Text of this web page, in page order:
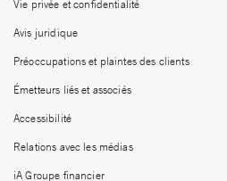
Vie privée et confidentialité
Avis juridique
Préoccupations et plaintes des clients
Émetteurs liés et associés
Accessibilité
Relations avec les médias
iA Groupe financier